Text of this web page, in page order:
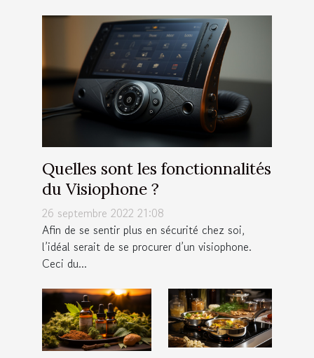
Quelles sont les fonctionnalités
du Visiophone ?
26 septembre 2022 21:08
Afin de se sentir plus en sécurité chez soi,
l’idéal serait de se procurer d’un visiophone.
Ceci du...